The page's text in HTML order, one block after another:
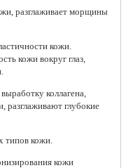
разглаживает морщины
кожи.
кожи вокруг глаз,
коллагена,
разглаживают глубокие
типов кожи.
кожи